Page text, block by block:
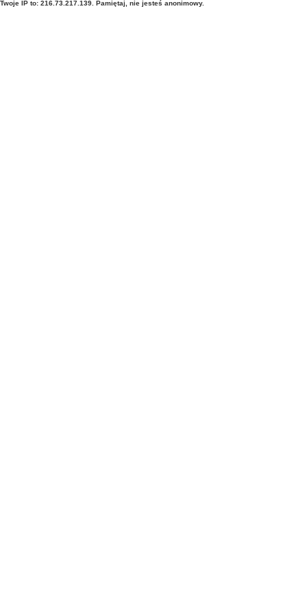
Twoje IP to: 216.73.217.139. Pamiętaj, nie jesteś anonimowy.